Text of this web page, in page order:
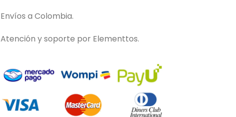
Envíos a Colombia.
Atención y soporte por Elementtos.